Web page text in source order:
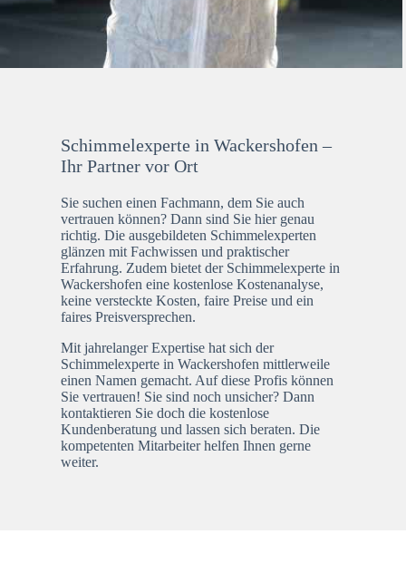
Schimmelexperte in Wackershofen –
Ihr Partner vor Ort
Sie suchen einen Fachmann, dem Sie auch
vertrauen können? Dann sind Sie hier genau
richtig. Die ausgebildeten Schimmelexperten
glänzen mit Fachwissen und praktischer
Erfahrung. Zudem bietet der Schimmelexperte in
Wackershofen eine kostenlose Kostenanalyse,
keine versteckte Kosten, faire Preise und ein
faires Preisversprechen.
Mit jahrelanger Expertise hat sich der
Schimmelexperte in Wackershofen mittlerweile
einen Namen gemacht. Auf diese Profis können
Sie vertrauen! Sie sind noch unsicher? Dann
kontaktieren Sie doch die kostenlose
Kundenberatung und lassen sich beraten. Die
kompetenten Mitarbeiter helfen Ihnen gerne
weiter.